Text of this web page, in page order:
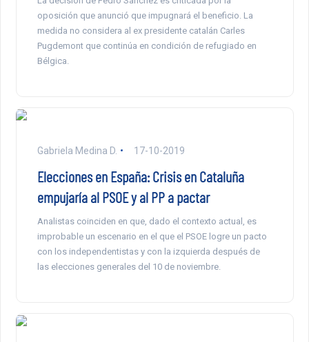
oposición que anunció que impugnará el beneficio. La
medida no considera al ex presidente catalán Carles
Pugdemont que continúa en condición de refugiado en
Bélgica.
Gabriela Medina D. 17-10-2019
Elecciones en España: Crisis en Cataluña
empujaría al PSOE y al PP a pactar
Analistas coinciden en que, dado el contexto actual, es
improbable un escenario en el que el PSOE logre un pacto
con los independentistas y con la izquierda después de
las elecciones generales del 10 de noviembre.